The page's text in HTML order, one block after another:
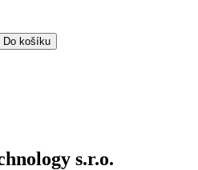
Do košíku
s.r.o.